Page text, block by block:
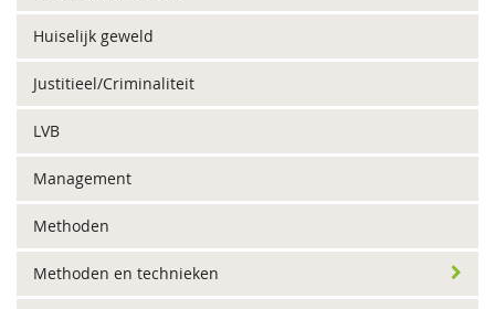
Huiselijk geweld
Justitieel/Criminaliteit
LVB
Management
Methoden
Methoden en technieken